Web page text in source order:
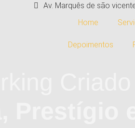
Av. Marquês de são
Home
Depoimentos